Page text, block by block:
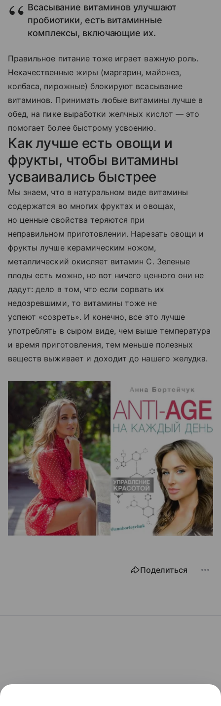
Всасывание витаминов улучшают
пробиотики, есть витаминные
комплексы, включающие их.
Правильное питание тоже играет важную роль.
Некачественные жиры (маргарин, майонез,
колбаса, пирожные) блокируют всасывание
витаминов. Принимать любые витамины лучше в
обед, на пике выработки желчных кислот — это
помогает более быстрому усвоению.
Как лучше есть овощи и
фрукты, чтобы витамины
усваивались быстрее
Мы знаем, что в натуральном виде витамины
содержатся во многих фруктах и овощах,
но ценные свойства теряются при
неправильном приготовлении. Нарезать овощи и
фрукты лучше керамическим ножом,
металлический окисляет витамин С. Зеленые
плоды есть можно, но вот ничего ценного они не
дадут: дело в том, что если сорвать их
недозревшими, то витамины тоже не
успеют «созреть». И конечно, все это лучше
употреблять в сыром виде, чем выше температура
и время приготовления, тем меньше полезных
веществ выживает и доходит до нашего желудка.
Поделиться